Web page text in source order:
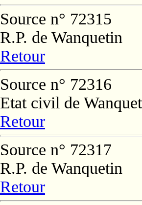
Source n° 72315
R.P. de Wanquetin
Retour
Source n° 72316
Etat civil de
Retour
Source n° 72317
R.P. de Wanquetin
Retour